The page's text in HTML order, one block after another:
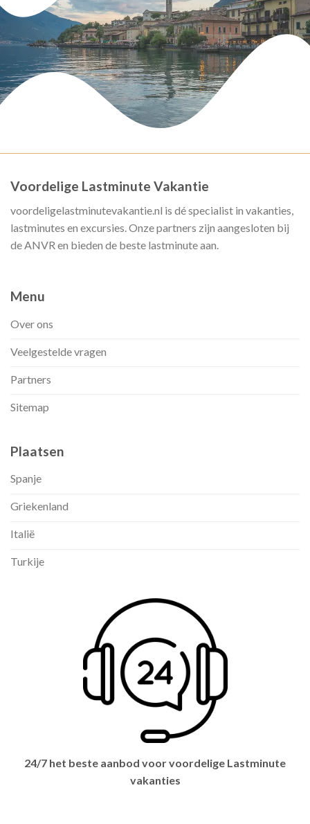
Voordelige Lastminute Vakantie
voordeligelastminutevakantie.nl is dé specialist in vakanties,
lastminutes en excursies. Onze partners zijn aangesloten bij
de ANVR en bieden de beste lastminute aan.
Menu
Over ons
Veelgestelde vragen
Partners
Sitemap
Plaatsen
Spanje
Griekenland
Italië
Turkije
24/7 het beste aanbod voor voordelige Lastminute
vakanties